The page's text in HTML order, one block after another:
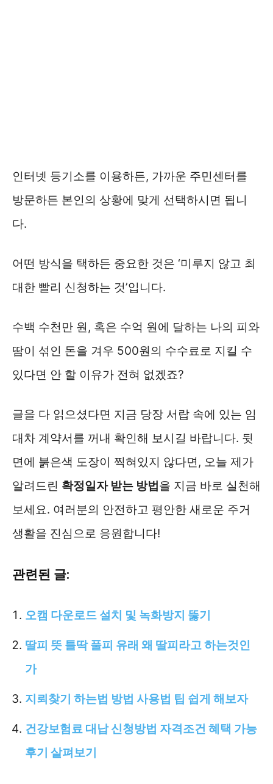
인터넷 등기소를 이용하든, 가까운 주민센터를
방문하든 본인의 상황에 맞게 선택하시면 됩니
다.
어떤 방식을 택하든 중요한 것은 ‘미루지 않고 최
대한 빨리 신청하는 것’입니다.
수백 수천만 원, 혹은 수억 원에 달하는 나의 피와
땀이 섞인 돈을 겨우 500원의 수수료로 지킬 수
있다면 안 할 이유가 전혀 없겠죠?
글을 다 읽으셨다면 지금 당장 서랍 속에 있는 임
대차 계약서를 꺼내 확인해 보시길 바랍니다. 뒷
면에 붉은색 도장이 찍혀있지 않다면, 오늘 제가
알려드린 확정일자 받는 방법 을 지금 바로 실천해
보세요. 여러분의 안전하고 평안한 새로운 주거
생활을 진심으로 응원합니다!
관련된 글:
오캠 다운로드 설치 및 녹화방지 뚫기
딸피 뜻 틀딱 풀피 유래 왜 딸피라고 하는것인
가
지뢰찾기 하는법 방법 사용법 팁 쉽게 해보자
건강보험료 대납 신청방법 자격조건 혜택 가능
후기 살펴보기